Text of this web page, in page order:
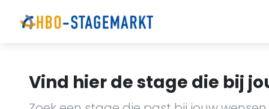
Vind hier de stage die bij